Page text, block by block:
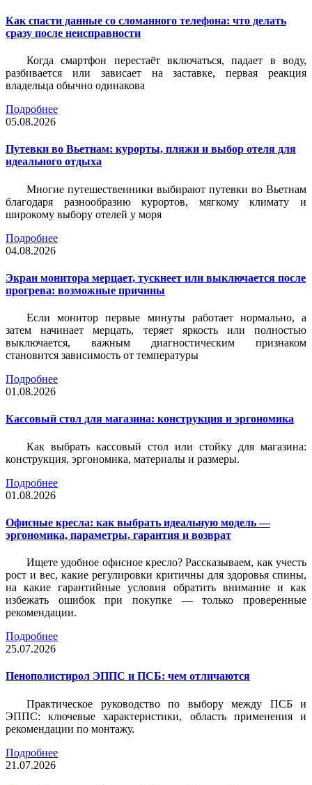
Как спасти данные со сломанного телефона: что делать
сразу после неисправности
Когда смартфон перестаёт включаться, падает в воду,
разбивается или зависает на заставке, первая реакция
владельца обычно одинакова
Подробнее
05.08.2026
Путевки во Вьетнам: курорты, пляжи и выбор отеля для
идеального отдыха
Многие путешественники выбирают путевки во Вьетнам
благодаря разнообразию курортов, мягкому климату и
широкому выбору отелей у моря
Подробнее
04.08.2026
Экран монитора мерцает, тускнеет или выключается после
прогрева: возможные причины
Если монитор первые минуты работает нормально, а
затем начинает мерцать, теряет яркость или полностью
выключается, важным диагностическим признаком
становится зависимость от температуры
Подробнее
01.08.2026
Кассовый стол для магазина: конструкция и эргономика
Как выбрать кассовый стол или стойку для магазина:
конструкция, эргономика, материалы и размеры.
Подробнее
01.08.2026
Офисные кресла: как выбрать идеальную модель —
эргономика, параметры, гарантия и возврат
Ищете удобное офисное кресло? Рассказываем, как учесть
рост и вес, какие регулировки критичны для здоровья спины,
на какие гарантийные условия обратить внимание и как
избежать ошибок при покупке — только проверенные
рекомендации.
Подробнее
25.07.2026
Пенополистирол ЭППС и ПСБ: чем отличаются
Практическое руководство по выбору между ПСБ и
ЭППС: ключевые характеристики, область применения и
рекомендации по монтажу.
Подробнее
21.07.2026